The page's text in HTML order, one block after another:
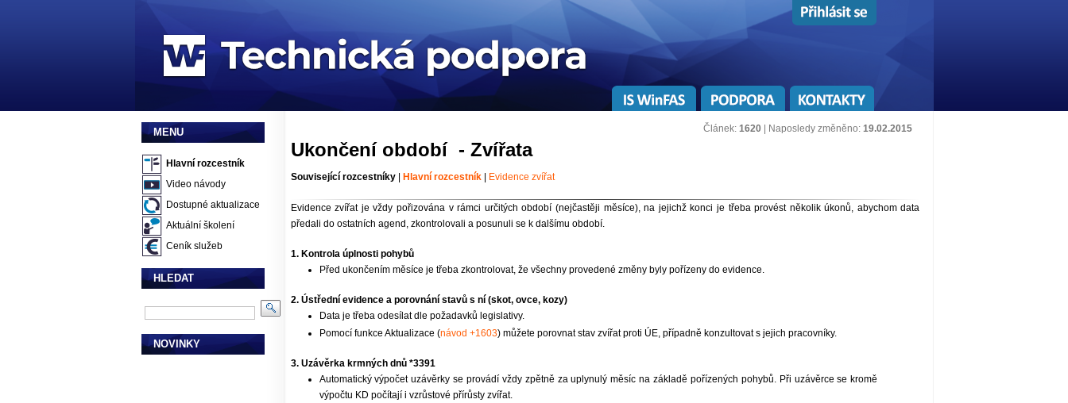
MENU
Hlavní rozcestník
Video návody
Dostupné aktualizace
Aktuální školení
Ceník služeb
HLEDAT
NOVINKY
Článek: 1620| Naposledy změněno: 19.02.2015
Ukončení období - Zvířata
Související rozcestníky| Hlavní rozcestník Evidence zvířat
Evidence zvířat je vždy pořizována v rámci určitých období (nejčastěji měsíce), na jejichž konci je třeba provést několik úkonů, abychom data
předali do ostatních agend, zkontrolovali a posunuli se k dalšímu období.
1. Kontrola úplnosti pohybů
Před ukončením měsíce je třeba zkontrolovat, že všechny provedené změny byly pořízeny do evidence.
2. Ústřední evidence a porovnání stavů s ní (skot, ovce, kozy)
Data je třeba odesílat dle požadavků legislativy.
Pomocí funkce Aktualizace (návod +1603) můžete porovnat stav zvířat proti ÚE, případně konzultovat s jejich pracovníky.
3. Uzávěrka krmných dnů *3391
Automatický výpočet uzávěrky se provádí vždy zpětně za uplynulý měsíc na základě pořízených pohybů. Při uzávěrce se kromě
výpočtu KD počítají i vzrůstové přírůsty zvířat.